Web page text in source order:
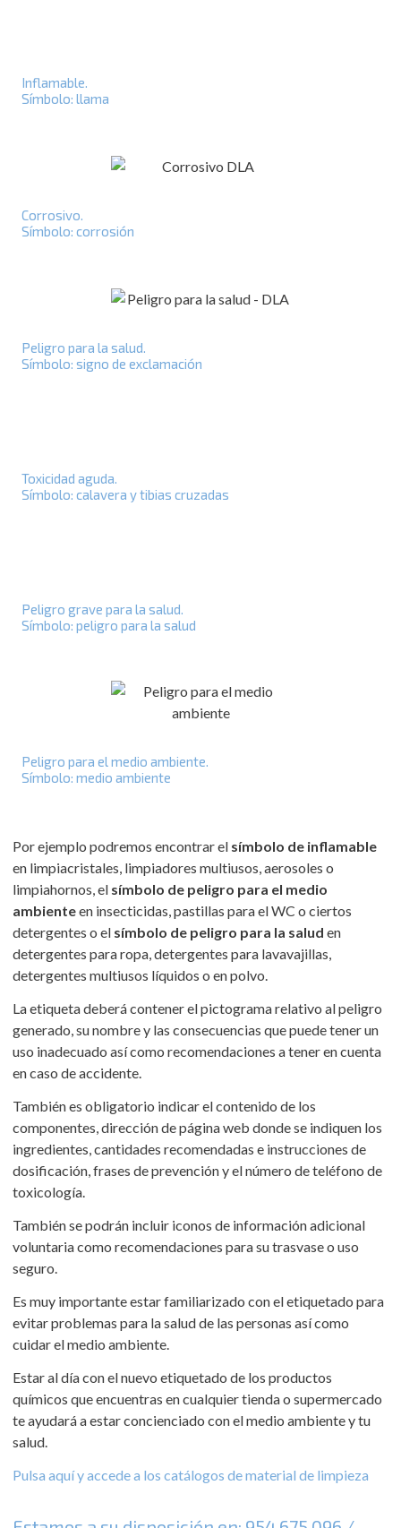
Inflamable.
Símbolo: llama
Corrosivo.
Símbolo: corrosión
Peligro para la salud.
Símbolo: signo de exclamación
Toxicidad aguda.
Símbolo: calavera y tibias cruzadas
Peligro grave para la salud.
Símbolo: peligro para la salud
Peligro para el medio ambiente.
Símbolo: medio ambiente
Por ejemplo podremos encontrar el símbolo de inflamable
en limpiacristales, limpiadores multiusos, aerosoles o
limpiahornos, el símbolo de peligro para el medio
ambienteen insecticidas, pastillas para el WC o ciertos
detergentes o el símbolo de peligro para la salud en
detergentes para ropa, detergentes para lavavajillas,
detergentes multiusos líquidos o en polvo.
La etiqueta deberá contener el pictograma relativo al peligro
generado, su nombre y las consecuencias que puede tener un
uso inadecuado así como recomendaciones a tener en cuenta
en caso de accidente.
También es obligatorio indicar el contenido de los
componentes, dirección de página web donde se indiquen los
ingredientes, cantidades recomendadas e instrucciones de
dosificación, frases de prevención y el número de teléfono de
toxicología.
También se podrán incluir iconos de información adicional
voluntaria como recomendaciones para su trasvase o uso
seguro.
Es muy importante estar familiarizado con el etiquetado para
evitar problemas para la salud de las personas así como
cuidar el medio ambiente.
Estar al día con el nuevo etiquetado de los productos
químicos que encuentras en cualquier tienda o supermercado
te ayudará a estar concienciado con el medio ambiente y tu
salud.
Pulsa aquí y accede a los catálogos de material de limpieza